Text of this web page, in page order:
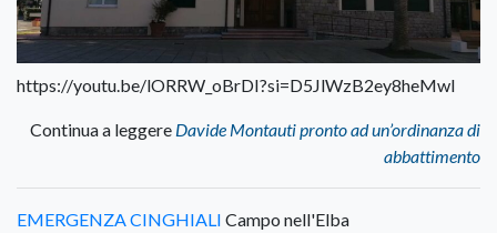
https://youtu.be/lORRW_oBrDI?si=D5JlWzB2ey8heMwl
Continua a leggere Davide Montauti pronto ad un’ordinanza di
abbattimento
EMERGENZA CINGHIALI Campo nell'Elba